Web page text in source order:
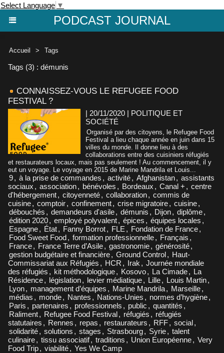
Select Language ▼
PODCAST JOURNAL
Accueil > Tags
Tags (3) : démunis
CONNAISSEZ-VOUS LE REFUGEE FOOD
FESTIVAL ?
| 20/11/2020 | POLITIQUE ET
SOCIÉTÉ
Organisé par des citoyens, le Refugee Food
Festival a lieu chaque année en juin dans 15
villes du monde. Il donne lieu à des
collaborations entre des cuisiniers réfugiés
et restaurateurs locaux, mais pas seulement ! Au commencement, il y
eut un voyage. Le voyage en 2015 de Marine Mandrila et Louis...
9, à la prise de commandes , activité, Afghanistan, assistants
sociaux , association, bénévoles , Bordeaux , Canal + , centre
d'hébergement, citoyenneté, collaboration, commis de
cuisine, comptoir, confinement, crise migratoire, cuisine,
débouchés , demandeurs d'asile, démunis , Dijon, diplôme,
édition 2020, employé polyvalent, épices , équipes locales ,
Espagne, État, Fanny Borrot, FLE , Fondation de France,
Food Sweet Food, formation professionnelle, Français ,
France, France Terre d’Asile, gastronomie, générosité,
gestion budgétaire et financière, Ground Control, Haut-
Commissariat aux Réfugiés , HCR , Irak , Journée mondiale
des réfugiés , kit méthodologique, Kosovo, La Cimade, La
Résidence, législation, levier médiatique, Lille, Louis Martin,
Lyon, management d’équipes , Marine Mandrila, Marseille,
médias , monde, Nantes , Nations-Unies , normes d’hygiène,
Paris , partenaires , professionnels , public , quantités ,
Raliment, Refugee Food Festival, réfugiés , réfugiés
statutaires , Rennes , repas , restaurateurs , RFF, social,
solidarité, solutions , stages , Strasbourg, Syrie, talent
culinaire, tissu associatif, traditions , Union Européenne, Very
Food Trip, viabilité, Yes We Camp